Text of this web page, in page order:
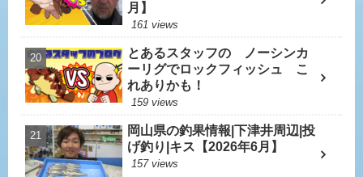
月】
161 views
とあるスタッフの ノーシンカ
ーリグでロックフィッシュ こ
れありかも！
159 views
岡山県の釣果情報|下津井周辺|投
げ釣り|キス【2026年6月】
157 views